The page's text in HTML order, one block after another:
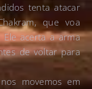
tenta atacar
que voa
acerta a arma
de voltar para
movemos em